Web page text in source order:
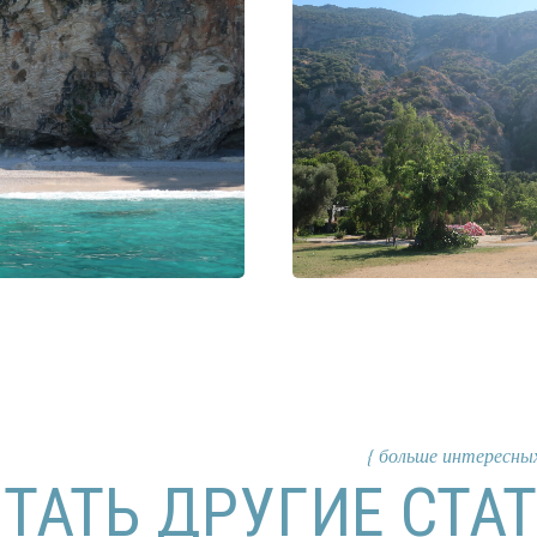
ДРУГИЕ СТАТЬИ
{ больше интересных историй }